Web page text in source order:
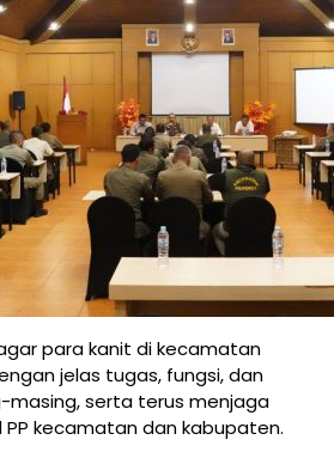
para kanit di kecamatan
jelas tugas, fungsi, dan
masing, serta terus menjaga
kecamatan dan kabupaten.